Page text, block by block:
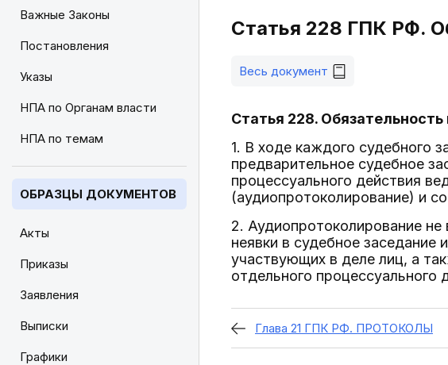
Важные Законы
Постановления
Указы
НПА по Органам власти
НПА по темам
ОБРАЗЦЫ ДОКУМЕНТОВ
Акты
Приказы
Заявления
Выписки
Графики
Статья 228 ГПК РФ.
Весь документ
Статья 228.
1. В ходе каждого судебного
предварительное судебное
процессуального действия
(аудиопротоколирование) и
2. Аудиопротоколирование
неявки в судебное заседание
участвующих в деле лиц, а
отдельного процессуального
Глава 21 ГПК РФ. ПРОТОКОЛЫ